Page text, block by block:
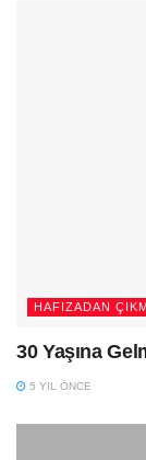
HAFIZADAN
30 Yaşına
5 YIL ÖNCE